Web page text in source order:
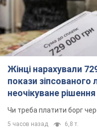
"Це Україна
викрила київського
"зазомбували": він
не знав, а тепер
Як зазначила артистка,
фанатом України, але
"промили мозок"
3 часа назад 4,2 т.
"Був знесилений": в
пораненого грифа,